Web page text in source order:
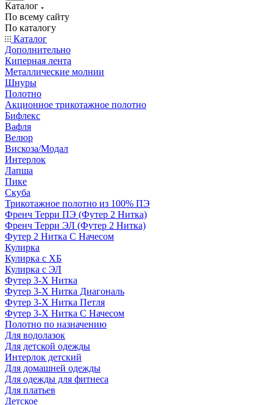
Каталог
По всему сайту
По каталогу
Каталог
Дополнительно
Киперная лента
Металлические молнии
Шнуры
Полотно
Акционное трикотажное полотно
Бифлекс
Вафля
Велюр
Вискоза/Модал
Интерлок
Лапша
Пике
Скуба
Трикотажное полотно из 100% ПЭ
Френч Терри ПЭ (Футер 2 Нитка)
Френч Терри ЭЛ (Футер 2 Нитка)
Футер 2 Нитка С Начесом
Кулирка
Кулирка с ХБ
Кулирка с ЭЛ
Футер 3-Х Нитка
Футер 3-Х Нитка Диагональ
Футер 3-Х Нитка Петля
Футер 3-Х Нитка С Начесом
Полотно по назначению
Для водолазок
Для детской одежды
Интерлок детский
Для домашней одежды
Для одежды для фитнеса
Для платьев
Детское